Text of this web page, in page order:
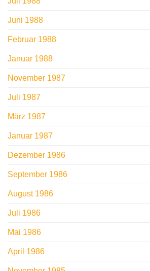
Juni 1988
Februar 1988
Januar 1988
November 1987
Juli 1987
März 1987
Januar 1987
Dezember 1986
September 1986
August 1986
Juli 1986
Mai 1986
April 1986